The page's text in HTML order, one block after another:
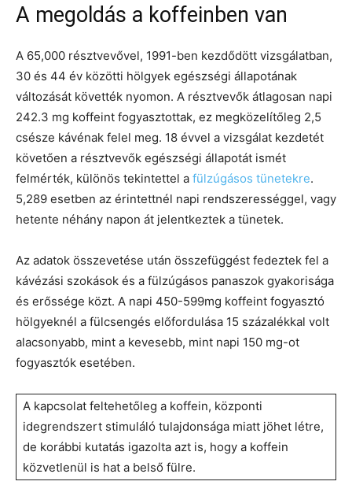
A megoldás a koffeinben van
A 65,000 résztvevővel, 1991-ben kezdődött vizsgálatban,
30 és 44 év közötti hölgyek egészségi állapotának
változását követték nyomon. A résztvevők átlagosan napi
242.3 mg koffeint fogyasztottak, ez megközelítőleg 2,5
csésze kávénak felel meg. 18 évvel a vizsgálat kezdetét
követően a résztvevők egészségi állapotát ismét
felmérték, különös tekintettel a fülzúgásos tünetekre.
5,289 esetben az érintettnél napi rendszerességgel, vagy
hetente néhány napon át jelentkeztek a tünetek.
Az adatok összevetése után összefüggést fedeztek fel a
kávézási szokások és a fülzúgásos panaszok gyakorisága
és erőssége közt. A napi 450-599mg koffeint fogyasztó
hölgyeknél a fülcsengés előfordulása 15 százalékkal volt
alacsonyabb, mint a kevesebb, mint napi 150 mg-ot
fogyasztók esetében.
A kapcsolat feltehetőleg a koffein, központi
idegrendszert stimuláló tulajdonsága miatt jöhet létre,
de korábbi kutatás igazolta azt is, hogy a koffein
közvetlenül is hat a belső fülre.